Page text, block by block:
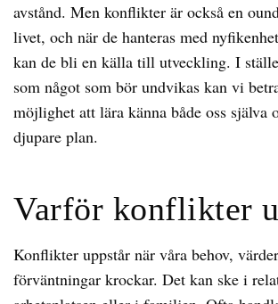
avstånd. Men konflikter är också en
livet, och när de hanteras med
kan de bli en källa till utveckling. I
som något som bör undvikas kan vi
möjlighet att lära känna både oss själva
djupare plan.
Varför konflikter
Konflikter uppstår när våra behov,
förväntningar krockar. Det kan ske i